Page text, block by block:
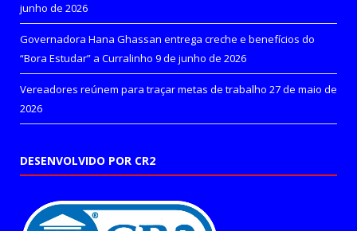
junho de 2026
Governadora Hana Ghassan entrega creche e benefícios do
“Bora Estudar” a Curralinho 9 de junho de 2026
Vereadores reúnem para traçar metas de trabalho 27 de maio de
2026
DESENVOLVIDO POR CR2